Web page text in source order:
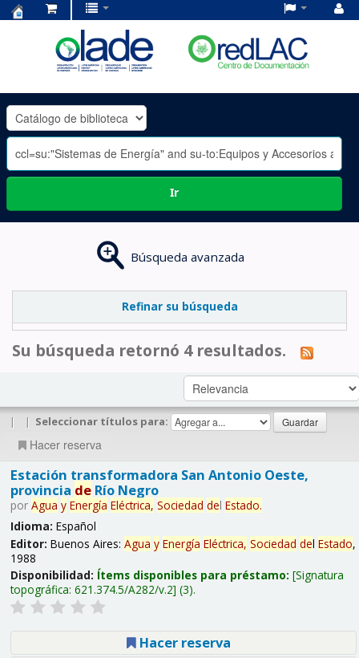
OLADE
-
Ir
Búsqueda avanzada
Refinar su búsqueda
Su búsqueda retornó 4 resultados.
| | Seleccionar títulos para:
Hacer reserva
Estación transformadora San Antonio Oeste,
provincia deRío Negro
por Agua y Energía Eléctrica, Sociedad del Estado.
Idioma: Español
Editor: Buenos Aires: Agua y Energía Eléctrica, Sociedad del Estado,
1988
Disponibilidad: Ítems disponibles para préstamo: Signatura
topográfica: 621.374.5/A282/v.2 (3).
Hacer reserva